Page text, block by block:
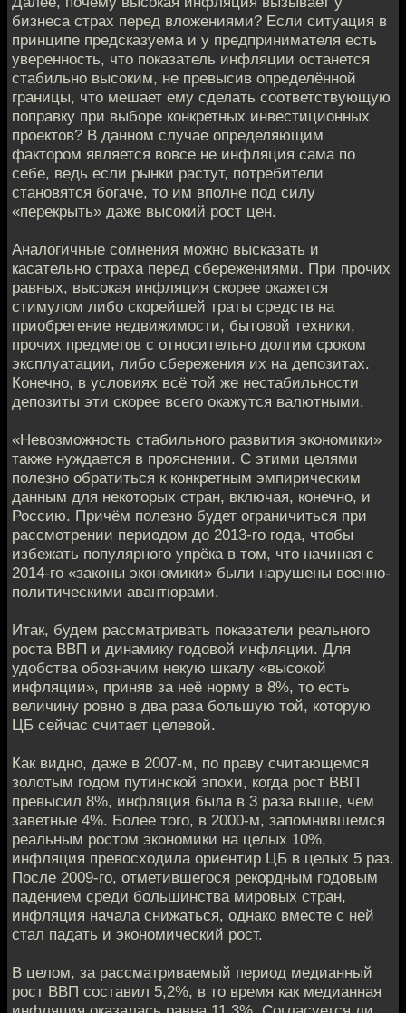
бизнеса страх перед вложениями? Если ситуация в
принципе предсказуема и у предпринимателя есть
уверенность, что показатель инфляции останется
стабильно высоким, не превысив определённой
границы, что мешает ему сделать соответствующую
поправку при выборе конкретных инвестиционных
проектов? В данном случае определяющим
фактором является вовсе не инфляция сама по
себе, ведь если рынки растут, потребители
становятся богаче, то им вполне под силу
«перекрыть» даже высокий рост цен.
Аналогичные сомнения можно высказать и
касательно страха перед сбережениями. При прочих
равных, высокая инфляция скорее окажется
стимулом либо скорейшей траты средств на
приобретение недвижимости, бытовой техники,
прочих предметов с относительно долгим сроком
эксплуатации, либо сбережения их на депозитах.
Конечно, в условиях всё той же нестабильности
депозиты эти скорее всего окажутся валютными.
«Невозможность стабильного развития экономики»
также нуждается в прояснении. С этими целями
полезно обратиться к конкретным эмпирическим
данным для некоторых стран, включая, конечно, и
Россию. Причём полезно будет ограничиться при
рассмотрении периодом до 2013-го года, чтобы
избежать популярного упрёка в том, что начиная с
2014-го «законы экономики» были нарушены военно-
политическими авантюрами.
Итак, будем рассматривать показатели реального
роста ВВП и динамику годовой инфляции. Для
удобства обозначим некую шкалу «высокой
инфляции», приняв за неё норму в 8%, то есть
величину ровно в два раза большую той, которую
ЦБ сейчас считает целевой.
Как видно, даже в 2007-м, по праву считающемся
золотым годом путинской эпохи, когда рост ВВП
превысил 8%, инфляция была в 3 раза выше, чем
заветные 4%. Более того, в 2000-м, запомнившемся
реальным ростом экономики на целых 10%,
инфляция превосходила ориентир ЦБ в целых 5 раз.
После 2009-го, отметившегося рекордным годовым
падением среди большинства мировых стран,
инфляция начала снижаться, однако вместе с ней
стал падать и экономический рост.
В целом, за рассматриваемый период медианный
рост ВВП составил 5,2%, в то время как медианная